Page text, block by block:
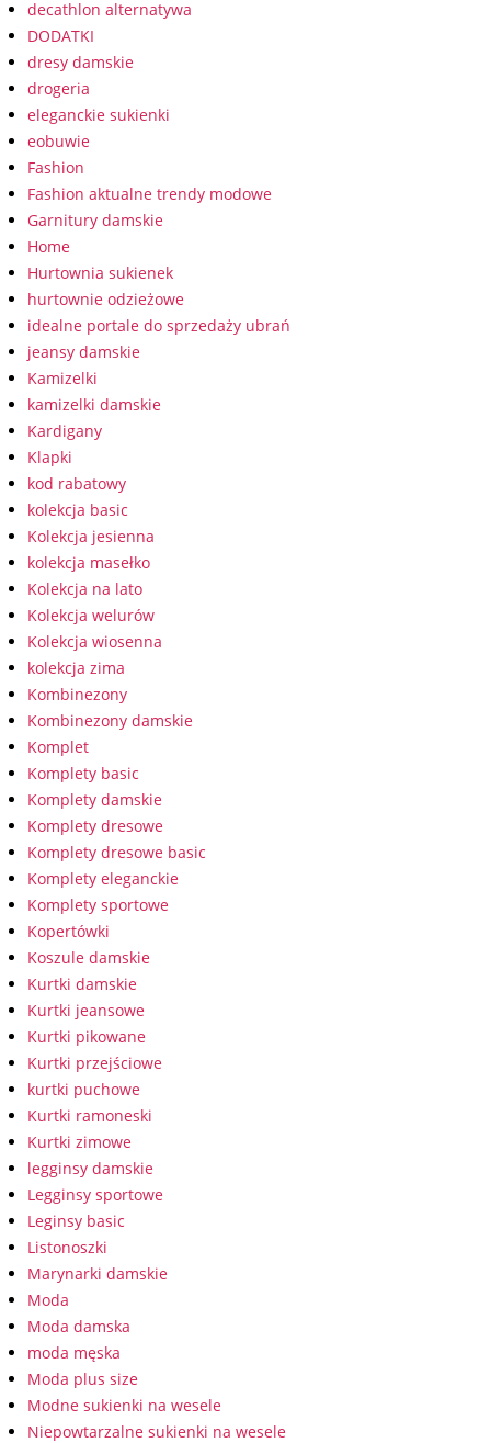
decathlon alternatywa
DODATKI
dresy damskie
drogeria
eleganckie sukienki
eobuwie
Fashion
Fashion aktualne trendy modowe
Garnitury damskie
Home
Hurtownia sukienek
hurtownie odzieżowe
idealne portale do sprzedaży ubrań
jeansy damskie
Kamizelki
kamizelki damskie
Kardigany
Klapki
kod rabatowy
kolekcja basic
Kolekcja jesienna
kolekcja masełko
Kolekcja na lato
Kolekcja welurów
Kolekcja wiosenna
kolekcja zima
Kombinezony
Kombinezony damskie
Komplet
Komplety basic
Komplety damskie
Komplety dresowe
Komplety dresowe basic
Komplety eleganckie
Komplety sportowe
Kopertówki
Koszule damskie
Kurtki damskie
Kurtki jeansowe
Kurtki pikowane
Kurtki przejściowe
kurtki puchowe
Kurtki ramoneski
Kurtki zimowe
legginsy damskie
Legginsy sportowe
Leginsy basic
Listonoszki
Marynarki damskie
Moda
Moda damska
moda męska
Moda plus size
Modne sukienki na wesele
Niepowtarzalne sukienki na wesele